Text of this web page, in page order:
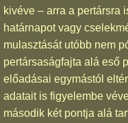
kivéve – arra a pertársra
határnapot vagy
mulasztását utóbb nem
pertársaságfajta alá eső
előadásai egymástól
adatait is figyelembe
második két pontja alá